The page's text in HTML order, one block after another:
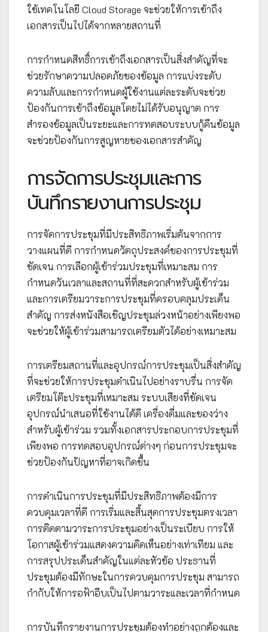
ใช้เทคโนโลยี Cloud Storage จะช่วยให้การเข้าถึง
เอกสารเป็นไปได้จากหลายสถานที่
การกำหนดสิทธิ์การเข้าถึงเอกสารเป็นสิ่งสำคัญที่จะ
ช่วยรักษาความปลอดภัยของข้อมูล การแบ่งระดับ
ความลับและการกำหนดผู้ใช้งานแต่ละระดับจะช่วย
ป้องกันการเข้าถึงข้อมูลโดยไม่ได้รับอนุญาต การ
สำรองข้อมูลเป็นระยะและการทดสอบระบบกู้คืนข้อมูล
จะช่วยป้องกันการสูญหายของเอกสารสำคัญ
การจัดการประชุมและการ
บันทึกรายงานการประชุม
การจัดการประชุมที่มีประสิทธิภาพเริ่มต้นจากการ
วางแผนที่ดี การกำหนดวัตถุประสงค์ของการประชุมที่
ชัดเจน การเลือกผู้เข้าร่วมประชุมที่เหมาะสม การ
กำหนดวันเวลาและสถานที่ที่สะดวกสำหรับผู้เข้าร่วม
และการเตรียมวาระการประชุมที่ครอบคลุมประเด็น
สำคัญ การส่งหนังสือเชิญประชุมล่วงหน้าอย่างเพียงพอ
จะช่วยให้ผู้เข้าร่วมสามารถเตรียมตัวได้อย่างเหมาะสม
การเตรียมสถานที่และอุปกรณ์การประชุมเป็นสิ่งสำคัญ
ที่จะช่วยให้การประชุมดำเนินไปอย่างราบรื่น การจัด
เตรียมโต๊ะประชุมที่เหมาะสม ระบบเสียงที่ชัดเจน
อุปกรณ์นำเสนอที่ใช้งานได้ดี เครื่องดื่มและของว่าง
สำหรับผู้เข้าร่วม รวมทั้งเอกสารประกอบการประชุมที่
เพียงพอ การทดสอบอุปกรณ์ต่างๆ ก่อนการประชุมจะ
ช่วยป้องกันปัญหาที่อาจเกิดขึ้น
การดำเนินการประชุมที่มีประสิทธิภาพต้องมีการ
ควบคุมเวลาที่ดี การเริ่มและสิ้นสุดการประชุมตรงเวลา
การติดตามวาระการประชุมอย่างเป็นระเบียบ การให้
โอกาสผู้เข้าร่วมแสดงความคิดเห็นอย่างเท่าเทียม และ
การสรุปประเด็นสำคัญในแต่ละหัวข้อ ประธานที่
ประชุมต้องมีทักษะในการควบคุมการประชุม สามารถ
กำกับให้การอฟ้าอีบเป็นไปตามวาระและเวลาที่กำหนด
การบันทึกรายงานการประชุมต้องทำอย่างถูกต้องและ